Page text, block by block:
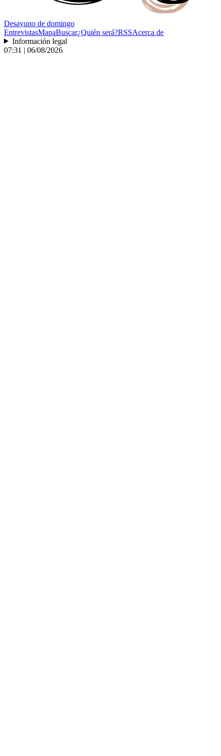
Desayuno de domingo
EntrevistasMapaBuscar¿Quién será?RSSAcerca de
Información legal
07:31 | 06/08/2026